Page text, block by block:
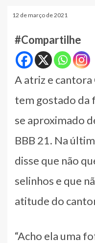
12 de março de 2021
#Compartilhe
A atriz e cantora
tem gostado da
se aproximado
BBB 21. Na
disse que não
selinhos e que
atitude do
“Acho ela uma